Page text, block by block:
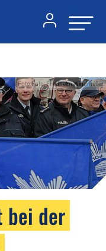
Foto:Foto: Friedhelm Windmüller
bei der